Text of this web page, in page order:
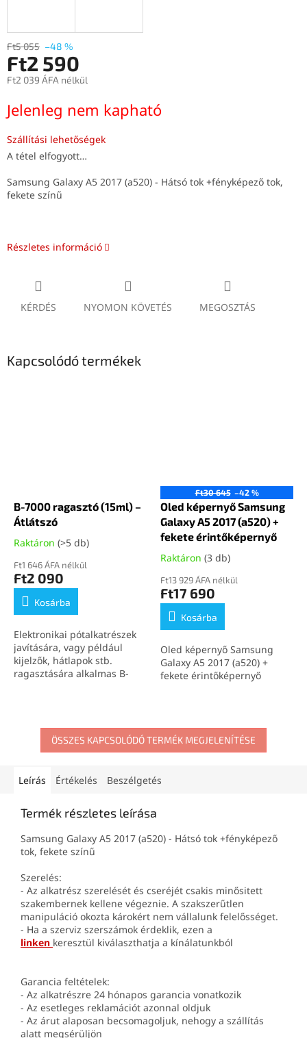
Ft5 055 –48 %
Ft2 590
Ft2 039 ÁFA nélkül
Jelenleg nem kapható
Szállítási lehetőségek
A tétel elfogyott…
Samsung Galaxy A5 2017 (a520) - Hátsó tok +fényképező tok,
fekete színű
Részletes információ
KÉRDÉS NYOMON KÖVETÉS MEGOSZTÁS
Kapcsolódó termékek
B-7000 ragasztó (15ml) –
Átlátszó
Raktáron (>5 db)
Ft1 646 ÁFA nélkül
Ft2 090
Kosárba
Elektronikai pótalkatrészek
javítására, vagy például
kijelzők, hátlapok stb.
ragasztására alkalmas B-
Ft30 645 –42 %
Oled képernyő Samsung
Galaxy A5 2017 (a520) +
fekete érintőképernyő
Raktáron (3 db)
Ft13 929 ÁFA nélkül
Ft17 690
Kosárba
Oled képernyő Samsung
Galaxy A5 2017 (a520) +
fekete érintőképernyő
ÖSSZES KAPCSOLÓDÓ TERMÉK MEGJELENÍTÉSE
Leírás Értékelés Beszélgetés
Termék részletes leírása
Samsung Galaxy A5 2017 (a520) - Hátsó tok +fényképező
tok, fekete színű
Szerelés:
- Az alkatrész szerelését és cseréjét csakis minősitett
szakembernek kellene végeznie. A szakszerűtlen
manipuláció okozta károkért nem vállalunk felelősséget.
- Ha a szerviz szerszámok érdeklik, ezen a
linken keresztül kiválaszthatja a kínálatunkból
Garancia feltételek:
- Az alkatrészre 24 hónapos garancia vonatkozik
- Az esetleges reklamációt azonnal oldjuk
- Az árut alaposan becsomagoljuk, nehogy a szállítás
alatt megsérüljön